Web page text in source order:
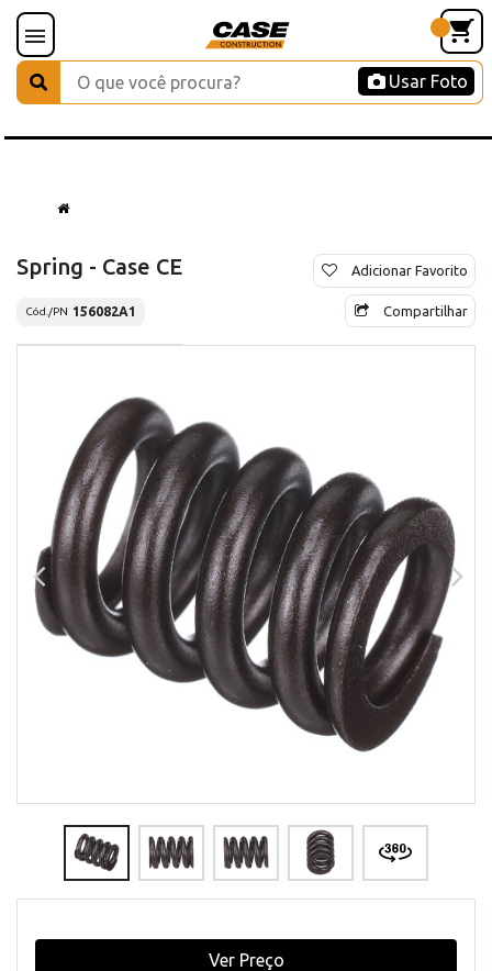
Usar Foto
Spring - Case CE
Cód./PN 156082A1
Adicionar Favorito
Compartilhar
Ver Preço